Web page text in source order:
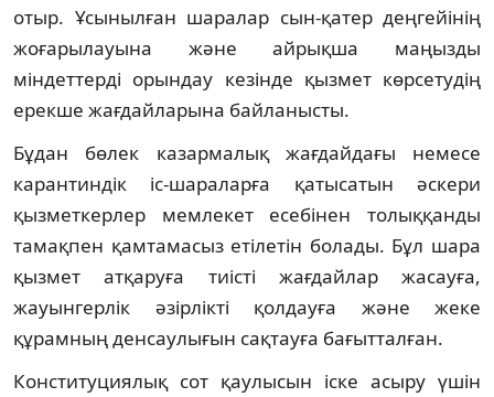
отыр. Ұсынылған шаралар сын-қатер деңгейінің
жоғарылауына және айрықша маңызды
міндеттерді орындау кезінде қызмет көрсетудің
ерекше жағдайларына байланысты.
Бұдан бөлек казармалық жағдайдағы немесе
карантиндік іс-шараларға қатысатын әскери
қызметкерлер мемлекет есебінен толыққанды
тамақпен қамтамасыз етілетін болады. Бұл шара
қызмет атқаруға тиісті жағдайлар жасауға,
жауынгерлік әзірлікті қолдауға және жеке
құрамның денсаулығын сақтауға бағытталған.
Конституциялық сот қаулысын іске асыру үшін